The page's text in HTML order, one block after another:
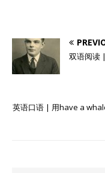
双语阅读
英语口语 | 用have a